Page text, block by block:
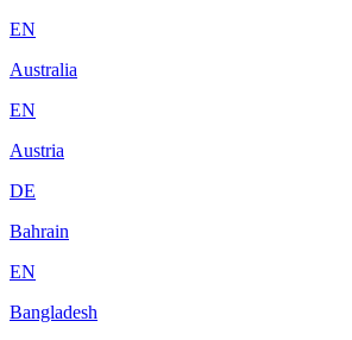
EN
Australia
EN
Austria
DE
Bahrain
EN
Bangladesh